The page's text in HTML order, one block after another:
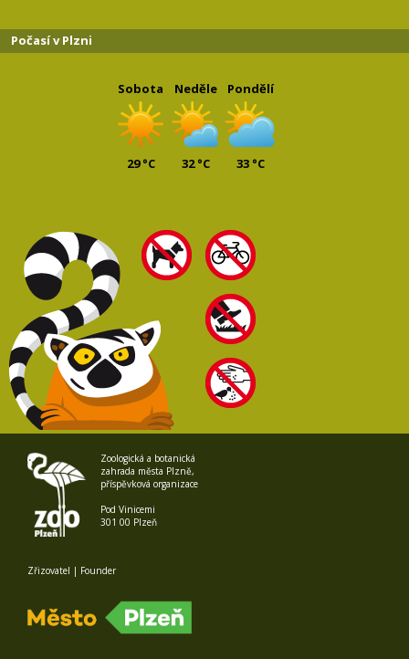
Počasí v Plzni
Sobota
29 °C
Neděle
32 °C
Pondělí
33 °C
Zoologická a botanická
zahrada města Plzně,
příspěvková organizace
Pod Vinicemi
301 00 Plzeň
Zřizovatel | Founder